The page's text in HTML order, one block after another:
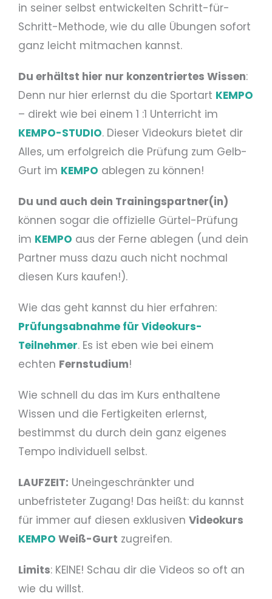
in seiner selbst entwickelten Schritt-für-
Schritt-Methode, wie du alle Übungen sofort
ganz leicht mitmachen kannst.
Du erhältst hier nur konzentriertes Wissen:
Denn nur hier erlernst du die Sportart KEMPO
– direkt wie bei einem 1 :1 Unterricht im
KEMPO-STUDIO. Dieser Videokurs bietet dir
Alles, um erfolgreich die Prüfung zum Gelb-
Gurt im KEMPO ablegen zu können!
Du und auch dein Trainingspartner(in)
können sogar die offizielle Gürtel-Prüfung
im KEMPO aus der Ferne ablegen (und dein
Partner muss dazu auch nicht nochmal
diesen Kurs kaufen!).
Wie das geht kannst du hier erfahren:
Prüfungsabnahme für Videokurs-
Teilnehmer. Es ist eben wie bei einem
echten Fernstudium!
Wie schnell du das im Kurs enthaltene
Wissen und die Fertigkeiten erlernst,
bestimmst du durch dein ganz eigenes
Tempo individuell selbst.
LAUFZEIT: Uneingeschränkter und
unbefristeter Zugang! Das heißt: du kannst
für immer auf diesen exklusiven Videokurs
KEMPO Weiß-Gurt zugreifen.
Limits: KEINE! Schau dir die Videos so oft an
wie du willst.